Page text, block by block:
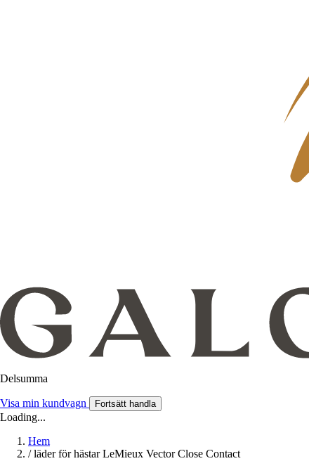
Delsumma
Visa min kundvagn Fortsätt handla
Loading...
Hem
/ läder för hästar LeMieux Vector Close Contact